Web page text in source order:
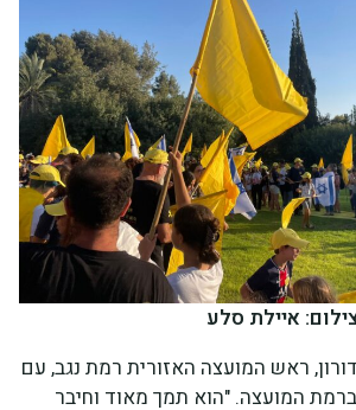
איילת סלע
ראש המועצה האזורית רמת נגב, עם
המועצה. "הוא תמך מאוד וחיבר